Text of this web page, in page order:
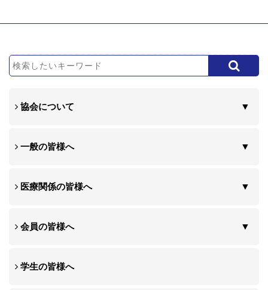
協会について
一般の皆様へ
医療関係の皆様へ
会員の皆様へ
学生の皆様へ